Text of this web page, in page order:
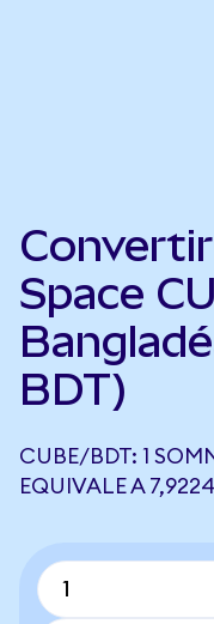
Space
BDT)
CUBE/BDT: 1
EQUIVALE A